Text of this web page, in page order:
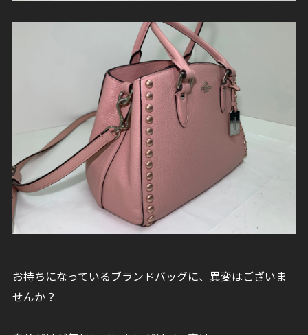
お持ちになっているブランドバッグに、異変はございま
せんか？